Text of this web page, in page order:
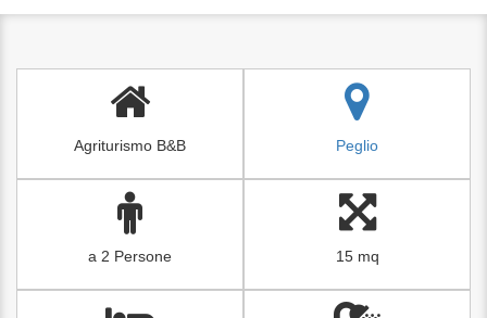
Agriturismo B&B Peglio
a 2 Persone 15 mq